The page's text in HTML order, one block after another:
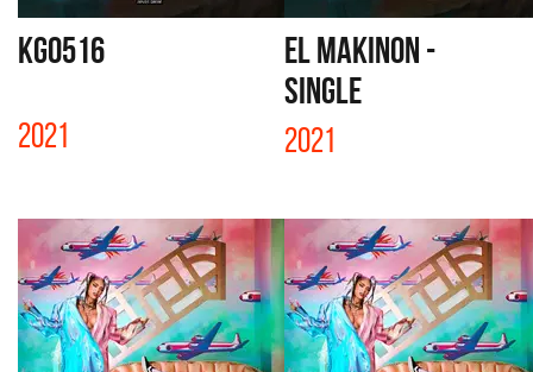
KG0516
2021
EL MAKINON -
SINGLE
2021